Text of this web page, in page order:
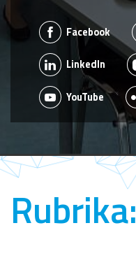
Facebook
LinkedIn
YouTube
Rubrika: